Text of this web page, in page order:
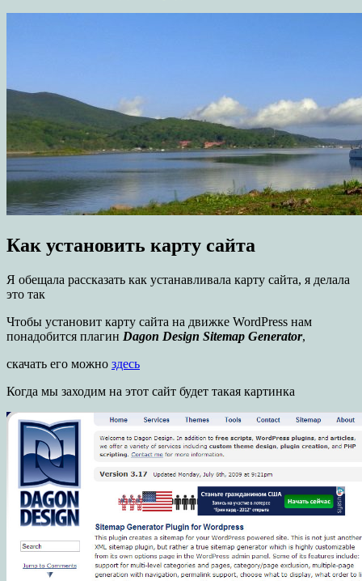
Как установить карту сайта
Я обещала рассказать как устанавливала карту сайта, я делала
это так
Чтобы установит карту сайта на движке WordPress нам
понадобится плагин Dagon Design Sitemap Generator,
скачать его можно здесь
Когда мы заходим на этот сайт будет такая картинка